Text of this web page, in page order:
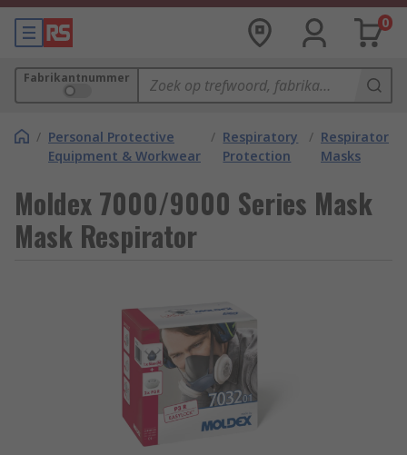
0
Fabrikantnummer
/ Personal Protective
Equipment & Workwear
/ Respiratory
Protection
/ Respirator
Masks
Moldex 7000/9000 Series Mask
Mask Respirator